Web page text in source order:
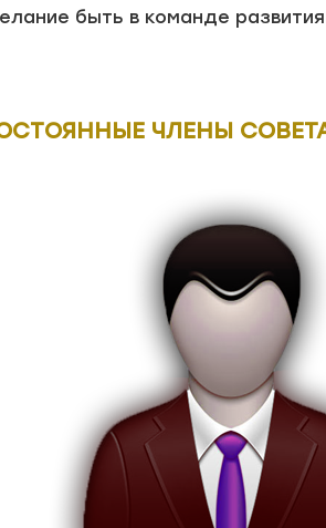
быть в команде развития
ЧЛЕНЫ